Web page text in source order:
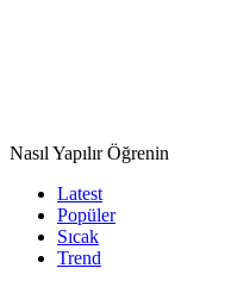
Nasıl Yapılır Öğrenin
Latest
Popüler
Sıcak
Trend